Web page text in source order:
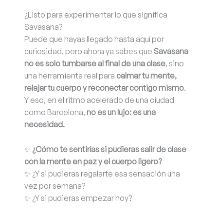
¿Listo para experimentar lo que significa
Savasana?
Puede que hayas llegado hasta aquí por
curiosidad, pero ahora ya sabes que Savasana
no es solo tumbarse al final de una clase, sino
una herramienta real para calmar tu mente,
relajar tu cuerpo y reconectar contigo mismo.
Y eso, en el ritmo acelerado de una ciudad
como Barcelona, no es un lujo: es una
necesidad.
✨ ¿Cómo te sentirías si pudieras salir de clase
con la mente en paz y el cuerpo ligero?
✨ ¿Y si pudieras regalarte esa sensación una
vez por semana?
✨ ¿Y si pudieras empezar hoy?